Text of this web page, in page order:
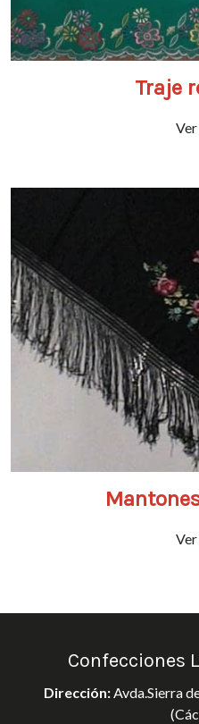
Traje
Ver
Ver
Confecciones
Dirección: Avda.Sierra